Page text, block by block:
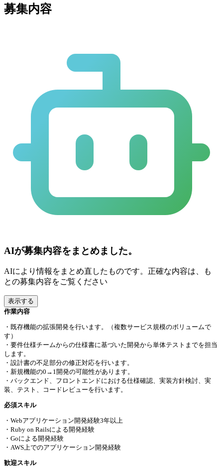
募集内容
AIが募集内容をまとめました。
AIにより情報をまとめ直したものです。正確な内容は、も
との募集内容をご覧ください
表示する
作業内容
・既存機能の拡張開発を行います。（複数サービス規模のボリュームで
す）
・要件仕様チームからの仕様書に基づいた開発から単体テストまでを担当
します。
・設計書の不足部分の修正対応を行います。
・新規機能の0→1開発の可能性があります。
・バックエンド、フロントエンドにおける仕様確認、実装方針検討、実
装、テスト、コードレビューを行います。
必須スキル
・Webアプリケーション開発経験3年以上
・Ruby on Railsによる開発経験
・Goによる開発経験
・AWS上でのアプリケーション開発経験
歓迎スキル